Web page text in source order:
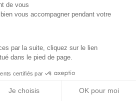
de vous
vous accompagner pendant votre
par la suite, cliquez sur le lien
dans le pied de page.
certifiés par
Je choisis OK pour moi
votre type de travaux
votre ville